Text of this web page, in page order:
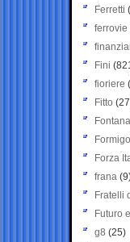
Ferretti
ferrovie
Fini
fioriere
Fitto
Forza
frana
Fratelli
Futuro
g8 (25)